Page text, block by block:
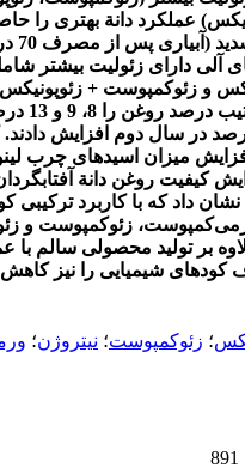
عملکرد دانة بهتری را
آلی دارای زئولیت بیشتر
و زئوکمپوست +
با تیمار
13، 10 و 12 درصد در سال دوم افزایش
میزان اسیدهای چرب
کیفیت روغن دانة
داد که با کاربرد ترکیبی
زئوکمپوست و
بر تولید محصولی سالم با
شیمیایی را نیز کاهش
؛ زئوکمپوست؛ نیتروژن؛